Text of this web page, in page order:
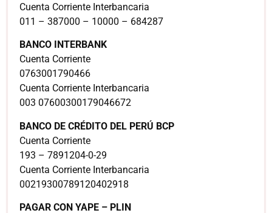
Cuenta Corriente Interbancaria
011 – 387000 – 10000 – 684287
BANCO INTERBANK
Cuenta Corriente
0763001790466
Cuenta Corriente Interbancaria
003 07600300179046672
BANCO DE CRÉDITO DEL PERÚ BCP
Cuenta Corriente
193 – 7891204-0-29
Cuenta Corriente Interbancaria
00219300789120402918
PAGAR CON YAPE – PLIN